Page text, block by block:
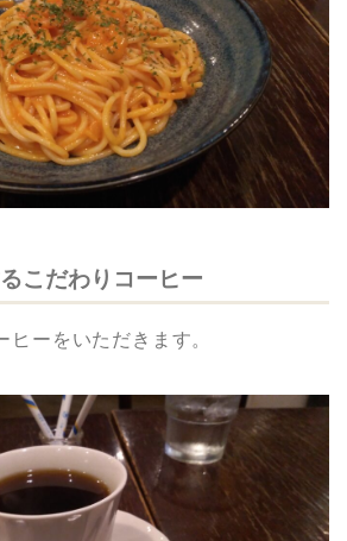
こだわりコーヒー
ヒーをいただきます。